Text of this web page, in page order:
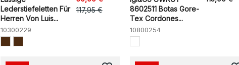
Lederstiefeletten Für
Herren Von Luis...
10300229
117,95 €
8602511 Botas Gore-
Tex Cordones...
10800254